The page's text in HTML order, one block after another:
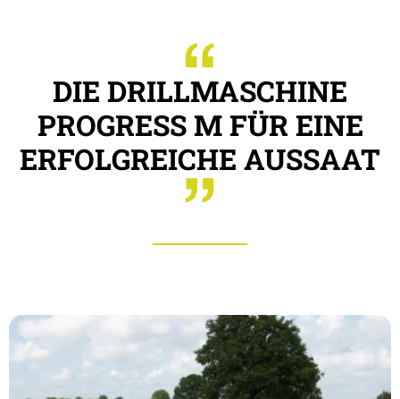
DIE DRILLMASCHINE
PROGRESS M FÜR EINE
ERFOLGREICHE AUSSAAT